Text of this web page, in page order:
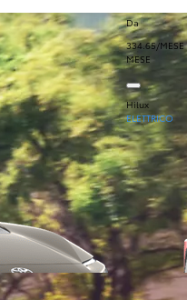
Da
334.65/MESE
MESE
Hilux
ELETTRICO